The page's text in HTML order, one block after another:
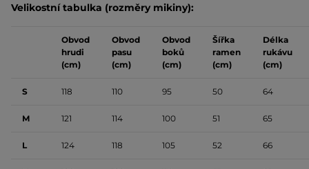
Velikostní tabulka (rozměry mikiny):
Obvod
hrudi
(cm)
Obvod
pasu
(cm)
Obvod
boků
(cm)
Šířka
ramen
(cm)
Délka
rukávu
(cm)
S 118 110 95 50 64
M 121 114 100 51 65
L 124 118 105 52 66